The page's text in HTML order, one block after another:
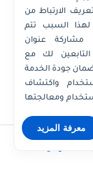
تعريف الارتباط من Google لتقديم خدماته
لهذا السبب تتم
مشاركة عنوان IP ووكيل المستخدم
التابعين لك مع Google بالإضافة إلى
جودة الخدمة
واكتشاف
معرفة المزيد